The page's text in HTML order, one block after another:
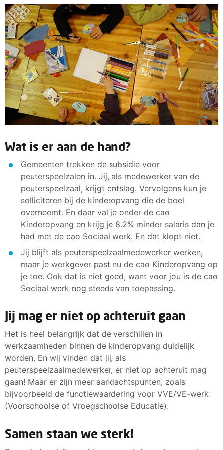
Wat is er aan de hand?
Gemeenten trekken de subsidie voor
peuterspeelzalen in. Jij, als medewerker van de
peuterspeelzaal, krijgt ontslag. Vervolgens kun je
solliciteren bij de kinderopvang die de boel
overneemt. En daar val je onder de cao
Kinderopvang en krijg je 8.2% minder salaris dan je
had met de cao Sociaal werk. En dat klopt niet.
Jij blijft als peuterspeelzaalmedewerker werken,
maar je werkgever past nu de cao Kinderopvang op
je toe. Ook dat is niet goed, want voor jou is de cao
Sociaal werk nog steeds van toepassing.
Jij mag er niet op achteruit gaan
Het is heel belangrijk dat de verschillen in
werkzaamheden binnen de kinderopvang duidelijk
worden. En wij vinden dat jij, als
peuterspeelzaalmedewerker, er niet op achteruit mag
gaan! Maar er zijn meer aandachtspunten, zoals
bijvoorbeeld de functiewaardering voor VVE/VE-werk
(Voorschoolse of Vroegschoolse Educatie).
Samen staan we sterk!